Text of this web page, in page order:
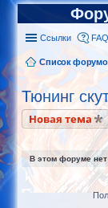
Ссылки FAQ
Список
Тюнинг
Новая тема
В этом форуме нет